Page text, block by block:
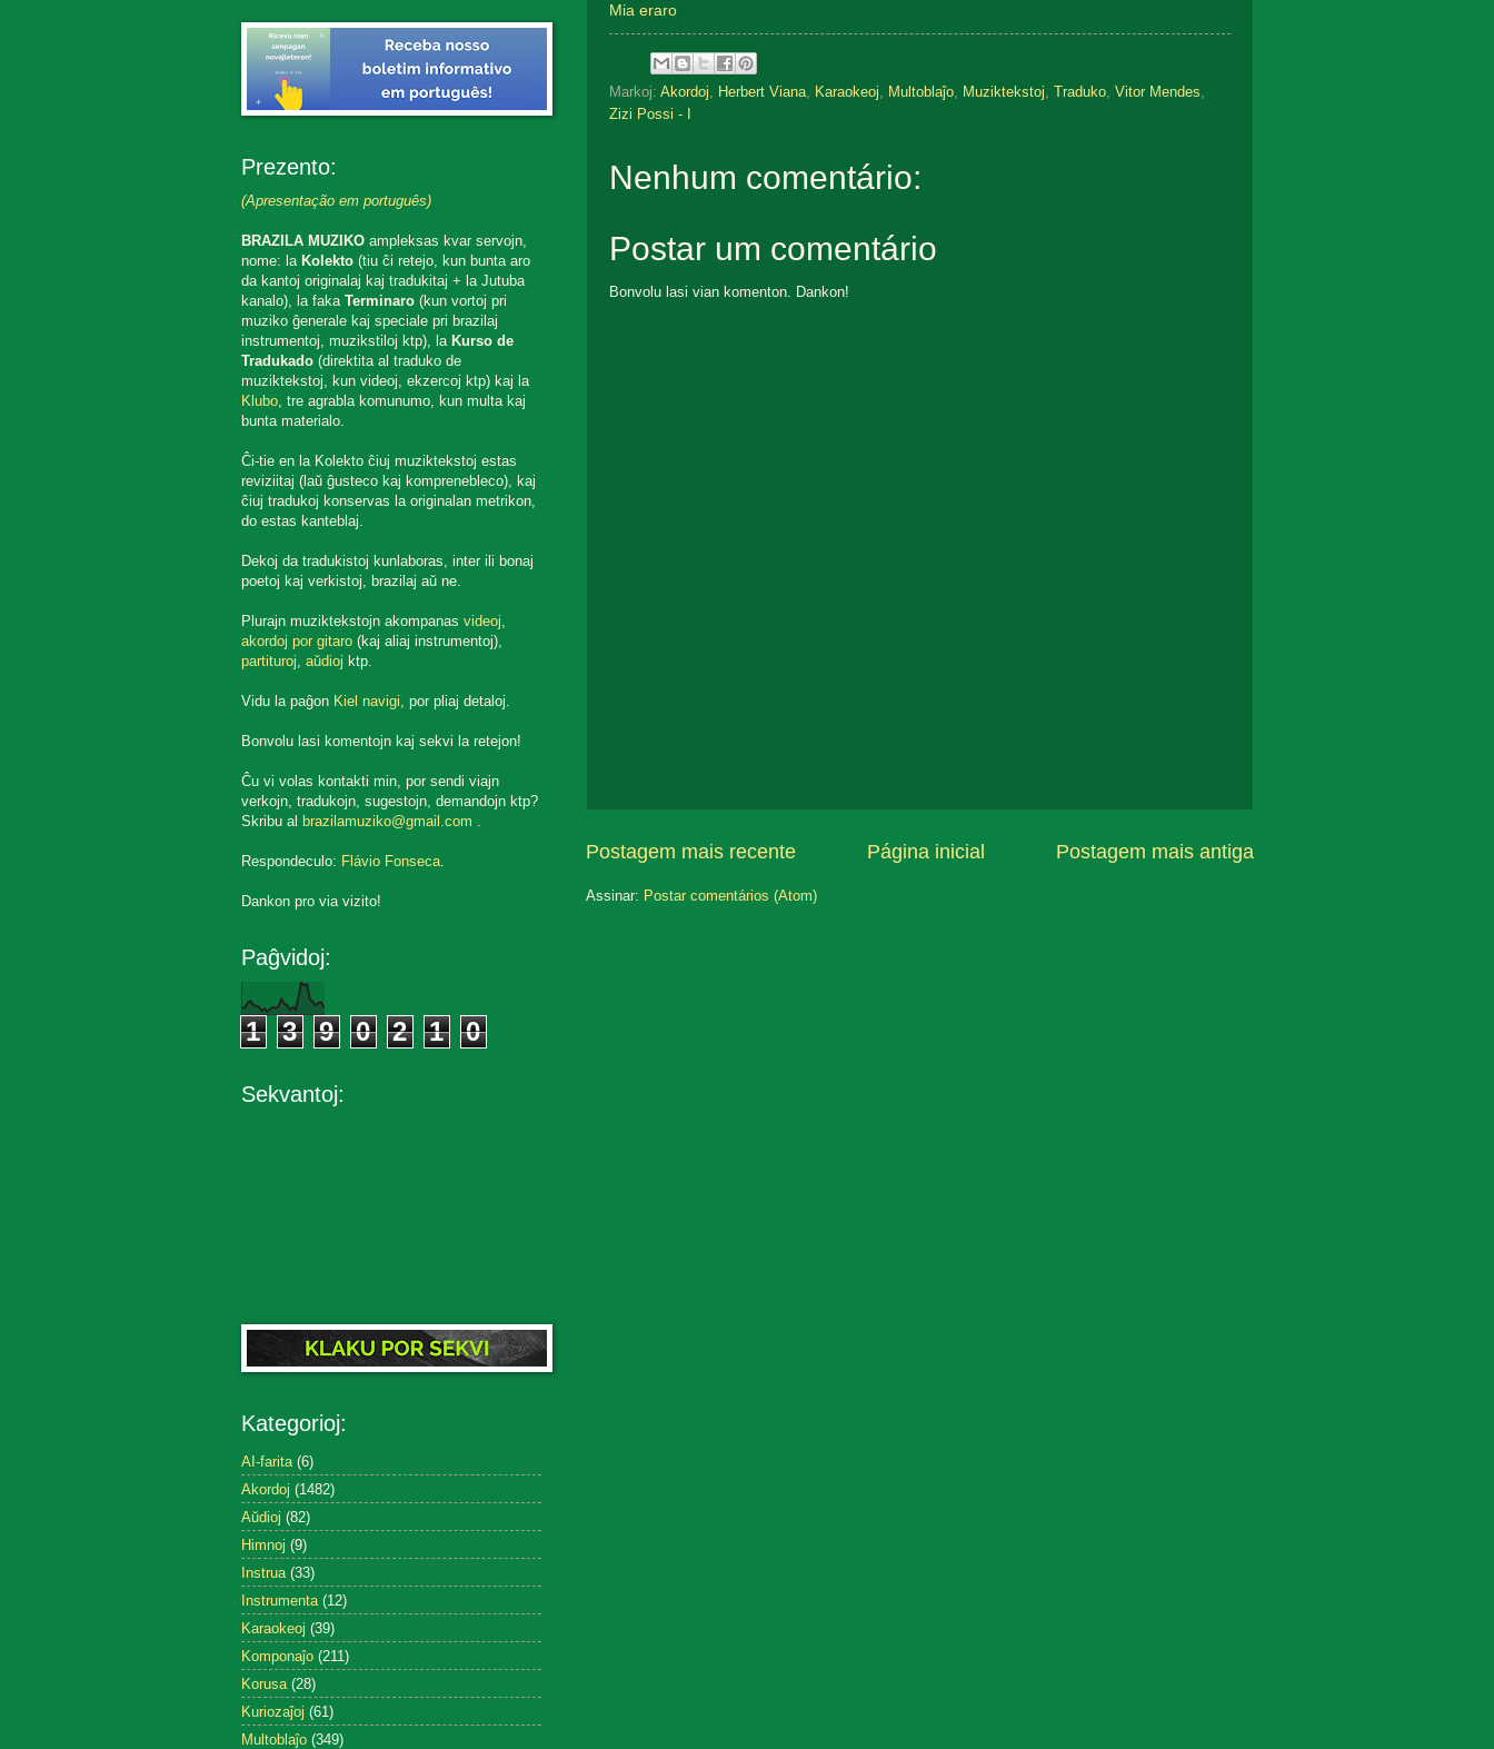
Mia eraro
Markoj: Akordoj, Herbert Viana, Karaokeoj, Multoblaĵo, Muziktekstoj, Traduko, Vitor Mendes,
Zizi Possi - I
Nenhum comentário:
Postar um comentário
Bonvolu lasi vian komenton. Dankon!
Postagem mais recente Postagem mais antiga
Página inicial
Assinar: Postar comentários (Atom)
Prezento:
(Apresentação em português)
BRAZILA MUZIKOampleksas kvar servojn,
nome: la Kolekto(tiu ĉi retejo, kun bunta aro
da kantoj originalaj kaj tradukitaj + la Jutuba
kanalo), la faka Terminaro(kun vortoj pri
muziko ĝenerale kaj speciale pri brazilaj
instrumentoj, muzikstiloj ktp), la Kurso de
Tradukado(direktita al traduko de
muziktekstoj, kun videoj, ekzercoj ktp) kaj la
Klubo, tre agrabla komunumo, kun multa kaj
bunta materialo.
Ĉi-tie en la Kolekto ĉiuj muziktekstoj estas
reviziitaj (laŭ ĝusteco kaj komprenebleco), kaj
ĉiuj tradukoj konservas la originalan metrikon,
do estas kanteblaj.
Dekoj da tradukistoj kunlaboras, inter ili bonaj
poetoj kaj verkistoj, brazilaj aŭ ne.
Plurajn muziktekstojn akompanas videoj,
akordoj por gitaro(kaj aliaj instrumentoj),
partituroj, aŭdioj ktp.
Vidu la paĝon Kiel navigi, por pliaj detaloj.
Bonvolu lasi komentojn kaj sekvi la retejon!
Ĉu vi volas kontakti min, por sendi viajn
verkojn, tradukojn, sugestojn, demandojn ktp?
Skribu al brazilamuziko@gmail.com .
Respondeculo: Flávio Fonseca.
Dankon pro via vizito!
Paĝvidoj:
1 3 9 0 2 1 0
Sekvantoj:
Kategorioj:
AI-farita (6)
Akordoj (1482)
Aŭdioj (82)
Himnoj (9)
Instrua (33)
Instrumenta (12)
Karaokeoj (39)
Komponaĵo (211)
Korusa (28)
Kuriozaĵoj (61)
Multoblaĵo (349)